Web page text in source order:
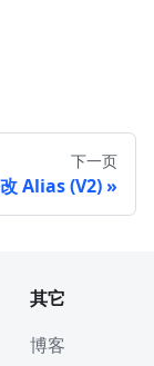
下一页
Alias (V2)
其它
博客